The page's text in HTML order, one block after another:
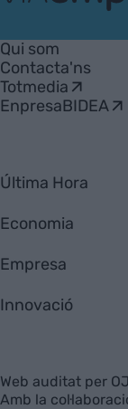
Empresa
Qui som
Contacta'ns
Totmedia
EnpresaBIDEA
Última Hora
Economia
Empresa
Innovació
Web auditat per
Amb la